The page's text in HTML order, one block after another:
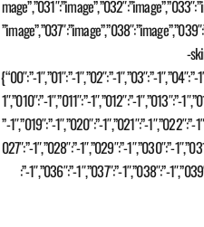
-
{“00″:”-1″,”01″:”-1″,”02″:”-1″,”03″:”-
1″,”010″:”-1″,”011″:”-1″,”012″:”-1″,”013″:”-
”-1″,”019″:”-1″,”020″:”-1″,”021″:”-
027″:”-1″,”028″:”-1″,”029″:”-1″,”030″:”-
:”-1″,”036″:”-1″,”037″:”-1″,”038″:”-